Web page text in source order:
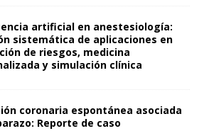
artificial en anestesiología:
sistemática de aplicaciones en
de riesgos, medicina
y simulación clínica
coronaria espontánea asociada
Reporte de caso